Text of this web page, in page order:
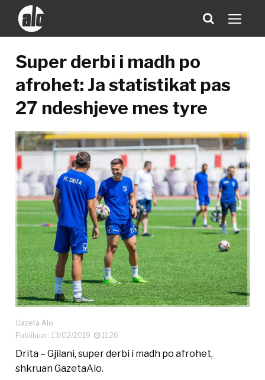
Super derbi i madh po
afrohet: Ja statistikat pas
27 ndeshjeve mes tyre
Gazeta Alo
Publikuar: 13/02/2019
11:26
Drita – Gjilani, super derbi i madh po afrohet,
shkruan GazetaAlo.